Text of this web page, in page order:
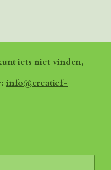
iets niet vinden,
info@creatief-